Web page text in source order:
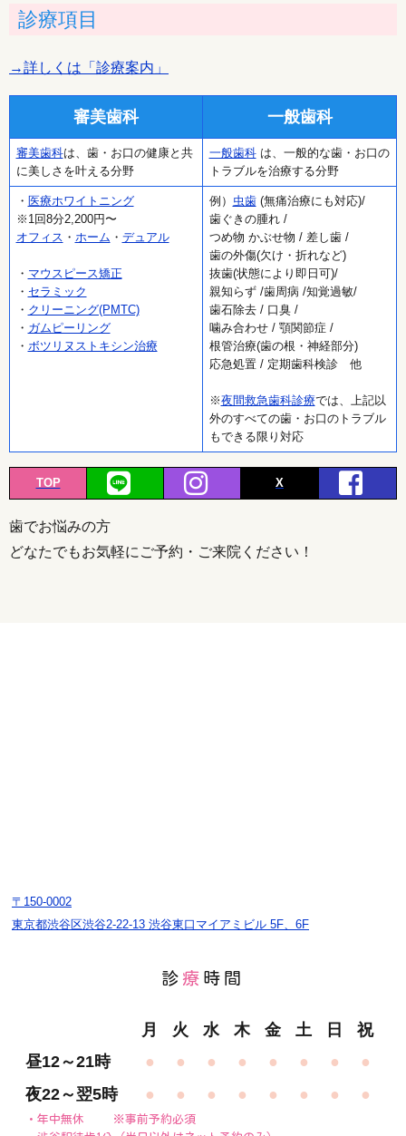
診療項目
→詳しくは「診療案内」
審美歯科 一般歯科
審美歯科は、歯・お口の健康と共
に美しさを叶える分野
一般歯科は、一般的な歯・お口の
トラブルを治療する分野
・ 医療ホワイトニング
※1回8分2,200円〜
オフィス ・ ホーム ・ デュアル
・ マウスピース矯正
・ セラミック
・ クリーニング(PMTC)
・ ガムピーリング
・ ボツリヌストキシン治療
例） 虫歯(無痛治療にも対応)/
歯ぐきの腫れ /
つめ物 かぶせ物 / 差し歯 /
歯の外傷(欠け・折れなど)
抜歯(状態により即日可)/
親知らず /歯周病 /知覚過敏/
歯石除去 / 口臭 /
噛み合わせ / 顎関節症 /
根管治療(歯の根・神経部分)
応急処置 / 定期歯科検診 他
※夜間救急歯科診療では、上記以
外のすべての歯・お口のトラブル
もできる限り対応
TOP X
歯でお悩みの方
どなたでもお気軽にご予約・ご来院ください！
〒150-0002
東京都渋谷区渋谷2-22-13 渋谷東口マイアミビル 5F、6F
診 療 時間
月 火 水 木 金 土 日
祝
昼12～21時
● ● ● ● ● ● ●
●
夜22～翌5時
● ● ● ● ● ● ● ●
・年中無休
※事前予約必須